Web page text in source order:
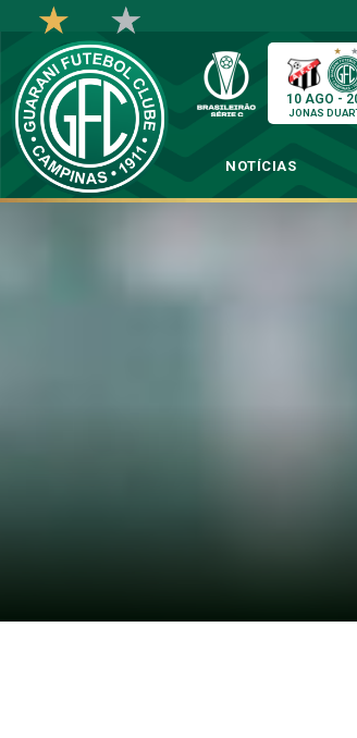
10 AGO -
JONAS
NOTÍCIAS